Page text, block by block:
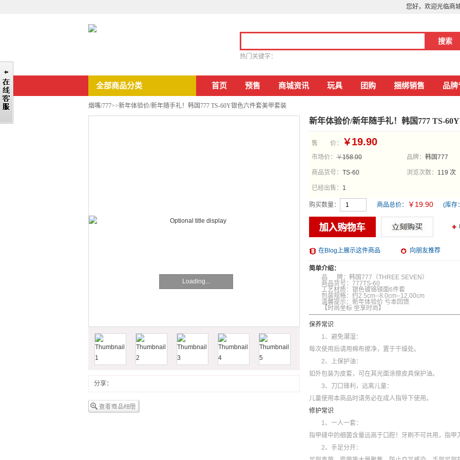
您好，欢迎光临商
热门关键字：
全部商品分类 首页 预售 商城资讯 玩具 团购 捆绑销售 品牌
烟嘴/777>>新年体验价/新年随手礼！韩国777 TS-60Y银色六件套美甲套装
Loading...
分享：
新年体验价/新年随手礼！韩国777 TS-
售 价： ￥ 19.90
市场价： ￥158.00 品牌： 韩国777
商品货号： TS-60 浏览次数： 119 次
已经出售： 1
购买数量： 商品总价： ￥ 19.90 (库存：
在Blog上展示这件商品 向朋友推荐
简单介绍：
品 牌：韩国777（THREE SEVEN）
商品货号：777TS-60
工艺材质：银色镀铬镜面6件套
包装规格：约2.5cm--8.0cm--12.00cm
温馨提示：新年体验价 亏本回馈
【时尚坐标 坐享时尚】
保养常识
1、避免潮湿：
每次使用后请用棉布擦净，置于干燥处。
2、上保护油：
如外包装为皮套，可在其光面涂擦皮具保护油。
3、刀口锋利，远离儿童：
儿童使用本商品时请务必在成人指导下使用。
修护常识
1、一人一套：
指甲缝中的细菌含量远高于口腔！牙刷不可共用，指甲
2、手足分开：